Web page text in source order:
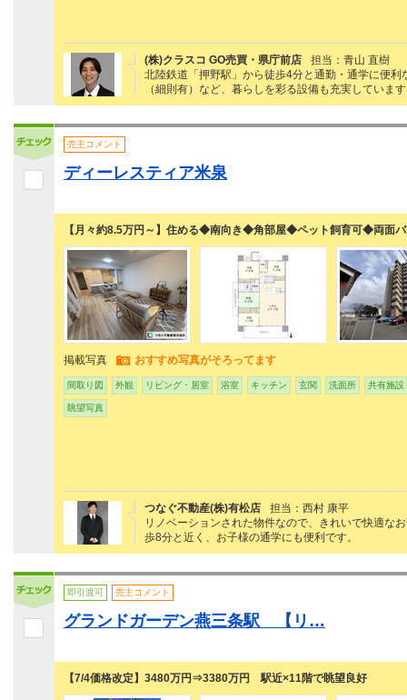
(株)クラスコ GO売買・県庁前店
担当：青山 直樹
北陸鉄道「押野駅」から徒歩4分と通勤・通学に便
（細則有）など、暮らしを彩る設備も充実していま
売主コメント
ディーレスティア米泉
【月々約8.5万円～】住める◆南向き◆角部屋◆ペット飼育可◆両面
掲載写真 おすすめ写真がそろってます
間取り図 外観 リビング・居室 浴室 キッチン 玄関 洗面所 共有施設
眺望写真
つなぐ不動産(株)有松店
担当：西村 康平
リノベーションされた物件なので、きれいで快適な
歩8分と近く、お子様の通学にも便利です。
即引渡可 売主コメント
グランドガーデン燕三条駅 【リ…
【7/4価格改定】3480万円⇒3380万円 駅近×11階で眺望良好